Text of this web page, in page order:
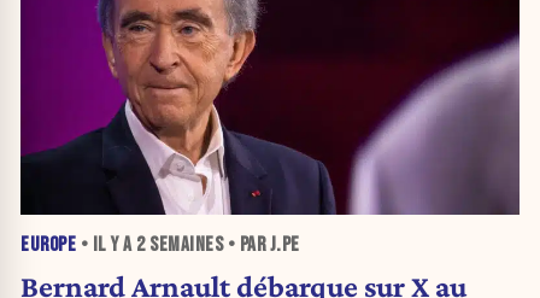
EUROPE • IL Y A 2 SEMAINES• PAR J.PE
Bernard Arnault débarque sur X au